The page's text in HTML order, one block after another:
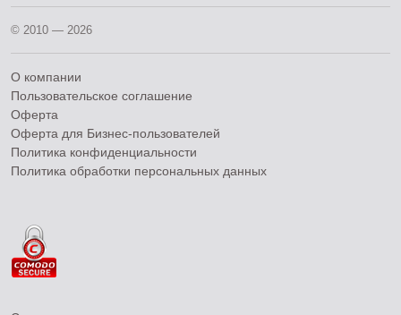
© 2010 — 2026
О компании
Пользовательское соглашение
Оферта
Оферта для Бизнес-пользователей
Политика конфиденциальности
Политика обработки персональных данных